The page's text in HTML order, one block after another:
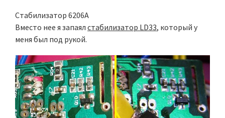
Стабилизатор 6206A
Вместо нее я запаял стабилизатор LD33, который у
меня был под рукой.